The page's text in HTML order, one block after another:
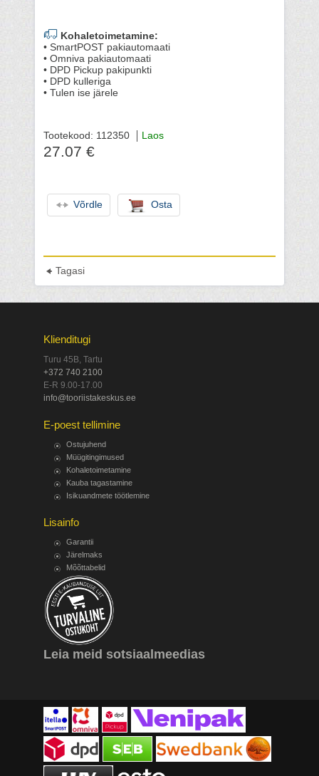
Kohaletoimetamine:
• SmartPOST pakiautomaati
• Omniva pakiautomaati
• DPD Pickup pakipunkti
• DPD kulleriga
• Tulen ise järele
Tootekood: 112350 Laos
27.07 €
Võrdle Osta
Tagasi
Klienditugi
Turu 45B, Tartu
+372 740 2100
E-R 9.00-17.00
info@tooriistakeskus.ee
E-poest tellimine
Ostujuhend
Müügitingimused
Kohaletoimetamine
Kauba tagastamine
Isikuandmete töötlemine
Lisainfo
Garantii
Järelmaks
Mõõttabelid
Leia meid sotsiaalmeedias